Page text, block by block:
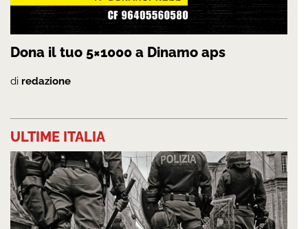
Dona il tuo 5×1000 a Dinamo aps
di redazione
ULTIME ITALIA